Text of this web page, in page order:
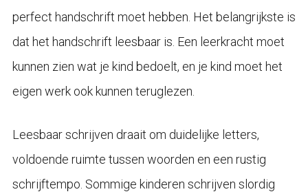
perfect handschrift moet hebben. Het belangrijkste is
dat het handschrift leesbaar is. Een leerkracht moet
kunnen zien wat je kind bedoelt, en je kind moet het
eigen werk ook kunnen teruglezen.
Leesbaar schrijven draait om duidelijke letters,
voldoende ruimte tussen woorden en een rustig
schrijftempo. Sommige kinderen schrijven slordig